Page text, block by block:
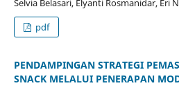
Selvia Belasari, Elyanti Rosmanidar, Eri
pdf
PENDAMPINGAN STRATEGI
SNACK MELALUI PENERAPAN